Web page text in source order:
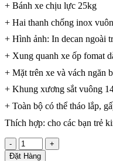
+ Bánh xe chịu lực 25kg
+ Hai thanh chống inox
+ Hình ảnh: In decan ngoài
+ Xung quanh xe ốp fomat
+ Mặt trên xe và vách ngăn
+ Khung xương sắt vuông
+ Toàn bộ có thể tháo lắp,
Thích hợp: cho các bạn trẻ
-
+
Đặt Hàng